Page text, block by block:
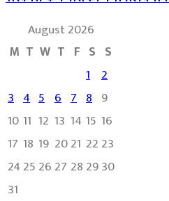
August 2026
M T W T F S S
1 2
3 4 5 6 7 8 9
10 11 12 13 14 15 16
17 18 19 2021 22 23
24 25 26 27 28 2930
31